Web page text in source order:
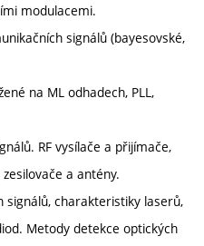
modulacemi.
signálů (bayesovské,
na ML odhadech, PLL,
RF vysílače a přijímače,
a antény.
signálů, charakteristiky laserů,
Metody detekce optických